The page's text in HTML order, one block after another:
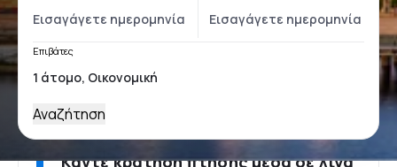
Επιβάτες
Αναζήτηση
Κάντε κράτηση πτήσης μέσα σε λίγα